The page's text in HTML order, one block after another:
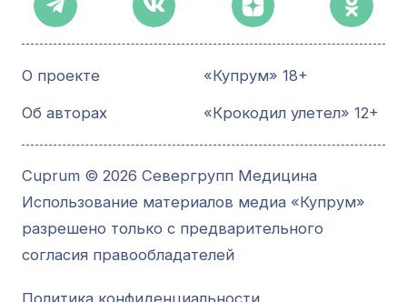
О проекте
Об авторах
«Купрум» 18+
«Крокодил улетел» 12+
Cuprum © 2026 Севергрупп Медицина
Использование материалов медиа «Купрум»
разрешено только с предварительного
согласия правообладателей
Политика конфиденциальности